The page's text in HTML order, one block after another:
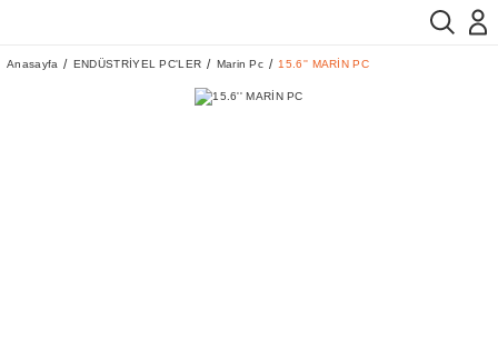
Anasayfa ENDÜSTRİYEL PC'LER Marin Pc 15.6'' MARİN PC